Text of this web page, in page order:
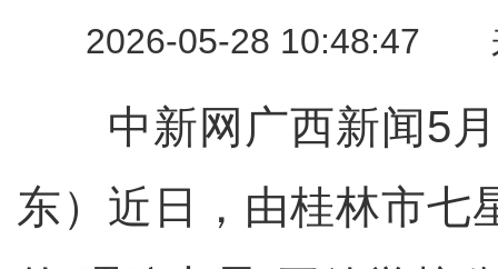
2026-05-28 10:48:47
中新网广西新闻5
东）近日，由桂林市七